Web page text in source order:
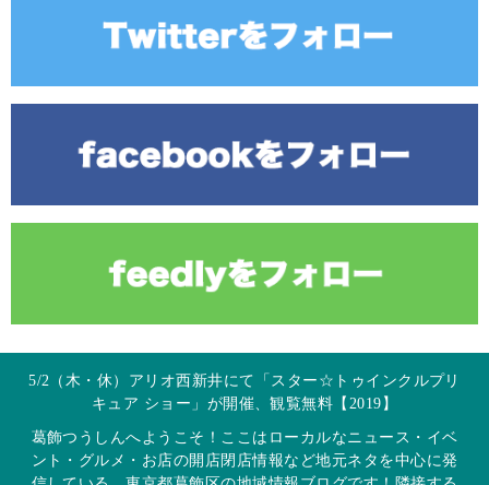
5/2（木・休）アリオ西新井にて「スター☆トゥインクルプリ
キュア ショー」が開催、観覧無料【2019】
葛飾つうしんへようこそ！ここはローカルなニュース・イベ
ント・グルメ・お店の開店閉店情報など地元ネタを中心に発